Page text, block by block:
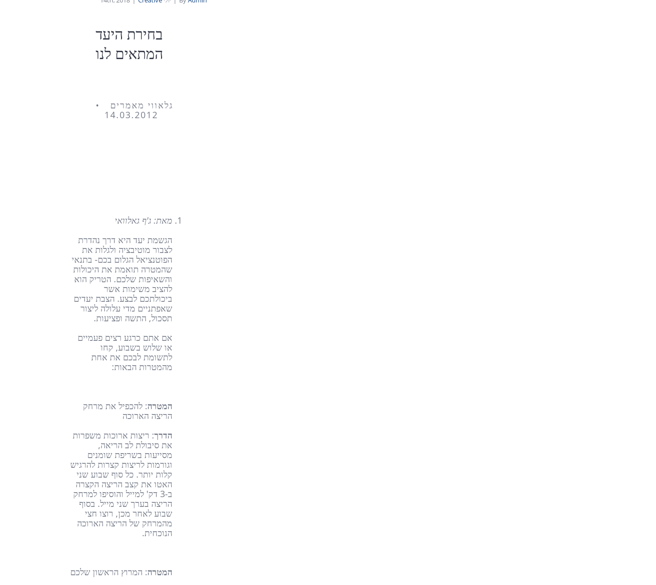
בחירת היעד
המתאים לנו
גלאווי מאמרים •
14.03.2012
מאת: ג'ף גאלוואי
הגשמת יעד היא דרך נהדרת
לצבור מוטיבציה ולגלות את
הפוטנציאל הגלום בכם- בתנאי
שהמטרה תואמת את היכולות
והשאיפות שלכם. הטריק הוא
להציב משימות אשר
ביכולתכם לבצע. הצבת יעדים
שאפתניים מדי עלולה ליצור
תסכול, התשה ופציעות.
אם אתם כרגע רצים פעמיים
או שלוש בשבוע, קחו
לתשומת לבכם את אחת
מהמטרות הבאות:
המטרה: להכפיל את מרחק
הריצה הארוכה
הדרך: ריצות ארוכות משפרות
את סיבולת לב הריאה,
מסייעות בשריפת שומנים
וגורמות לריצות קצרות להרגיש
קלות יותר. כל סוף שבוע שני
האטו את קצב הריצה הקצרה
ב-3 דק' למייל והוסיפו למרחק
הריצה בערך שני מייל. בסוף
שבוע לאחר מכן, רוצו חצי
מהמרחק של הריצה הארוכה
הנוכחית.
המטרה: המרוץ הראשון שלכם